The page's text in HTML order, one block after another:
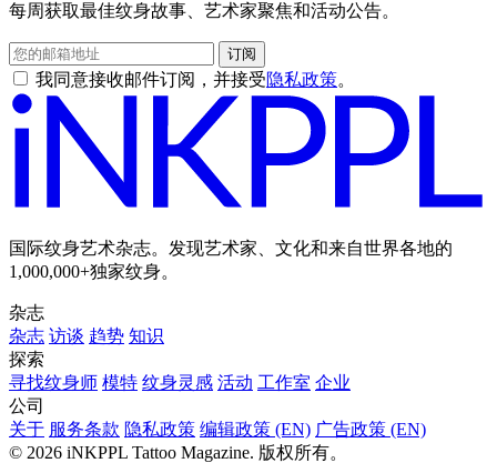
每周获取最佳纹身故事、艺术家聚焦和活动公告。
订阅
我同意接收邮件订阅，并接受隐私政策。
国际纹身艺术杂志。发现艺术家、文化和来自世界各地的
1,000,000+独家纹身。
杂志
杂志 访谈 趋势 知识
探索
寻找纹身师 模特 纹身灵感 活动 工作室 企业
公司
关于 服务条款 隐私政策 编辑政策 (EN) 广告政策 (EN)
© 2026 iNKPPL Tattoo Magazine. 版权所有。